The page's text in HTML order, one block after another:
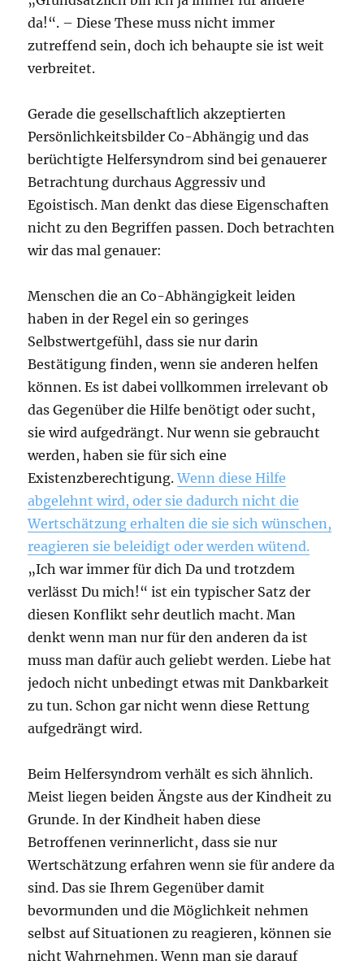
da!“. – Diese These muss nicht immer
zutreffend sein, doch ich behaupte sie ist weit
verbreitet.
Gerade die gesellschaftlich akzeptierten
Persönlichkeitsbilder Co-Abhängig und das
berüchtigte Helfersyndrom sind bei genauerer
Betrachtung durchaus Aggressiv und
Egoistisch. Man denkt das diese Eigenschaften
nicht zu den Begriffen passen. Doch betrachten
wir das mal genauer:
Menschen die an Co-Abhängigkeit leiden
haben in der Regel ein so geringes
Selbstwertgefühl, dass sie nur darin
Bestätigung finden, wenn sie anderen helfen
können. Es ist dabei vollkommen irrelevant ob
das Gegenüber die Hilfe benötigt oder sucht,
sie wird aufgedrängt. Nur wenn sie gebraucht
werden, haben sie für sich eine
Existenzberechtigung.Wenn diese Hilfe
abgelehnt wird, oder sie dadurch nicht die
Wertschätzung erhalten die sie sich wünschen,
reagieren sie beleidigt oder werden wütend.
„Ich war immer für dich Da und trotzdem
verlässt Du mich!“ ist ein typischer Satz der
diesen Konflikt sehr deutlich macht. Man
denkt wenn man nur für den anderen da ist
muss man dafür auch geliebt werden. Liebe hat
jedoch nicht unbedingt etwas mit Dankbarkeit
zu tun. Schon gar nicht wenn diese Rettung
aufgedrängt wird.
Beim Helfersyndrom verhält es sich ähnlich.
Meist liegen beiden Ängste aus der Kindheit zu
Grunde. In der Kindheit haben diese
Betroffenen verinnerlicht, dass sie nur
Wertschätzung erfahren wenn sie für andere da
sind. Das sie Ihrem Gegenüber damit
bevormunden und die Möglichkeit nehmen
selbst auf Situationen zu reagieren, können sie
nicht Wahrnehmen. Wenn man sie darauf